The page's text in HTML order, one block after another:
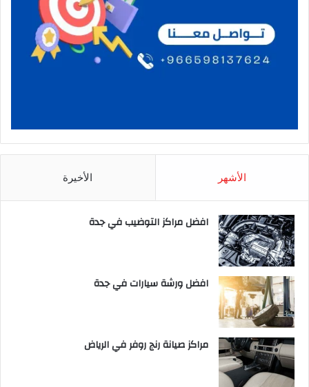
الأشهر الأخيرة
افضل مراكز التوضيب في جدة
افضل ورشة سيارات في جدة
مراكز صيانة رنج روفر في الرياض